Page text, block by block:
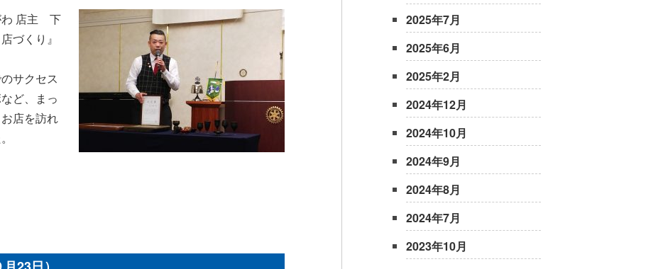
わ 店主 下
づくり』
サクセス
ど、まっ
店を訪れ
2025年7月
2025年6月
2025年2月
2024年12月
2024年10月
2024年9月
2024年8月
2024年7月
2023年10月